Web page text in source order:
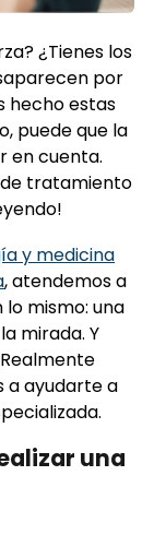
¿Tienes los
por
hecho estas
puede que la
en cuenta.
tratamiento
y medicina
, atendemos a
mismo: una
mirada. Y
a ayudarte a
una